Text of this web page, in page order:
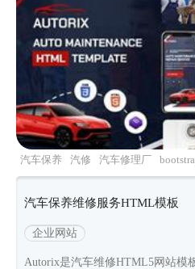
汽车保养 汽修 汽车修理厂
汽车保养维修服务HTML模板
企业网站
Autorix是汽车维修HTML5网站模